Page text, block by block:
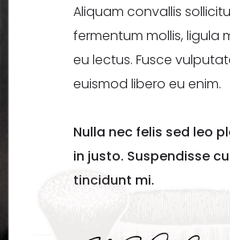
Aliquam convallis
fermentum mollis, ligula
eu lectus. Fusce
euismod libero eu enim.
Nulla nec felis sed leo
in justo. Suspendisse
tincidunt mi.